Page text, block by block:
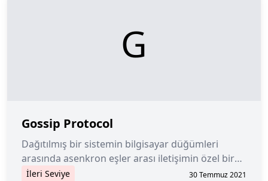
G
Gossip Protocol
Dağıtılmış bir sistemin bilgisayar düğümleri
arasında asenkron eşler arası iletişimin özel bir
yöntemi.
İleri Seviye 30 Temmuz 2021